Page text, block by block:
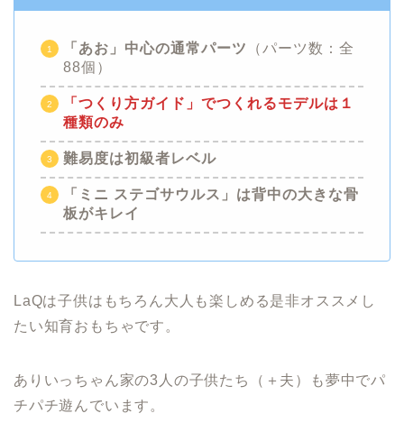
「あお」中心の通常パーツ
（パーツ数：全
88個）
「つくり方ガイド」でつくれるモデルは１
種類のみ
難易度は初級者レベル
「 ミニ ステゴサウルス 」は背中の大きな骨
板がキレイ
LaQは子供はもちろん大人も楽しめる是非オススメし
たい知育おもちゃです。
ありいっちゃん家の3人の子供たち（＋夫）も夢中でパ
チパチ遊んでいます。